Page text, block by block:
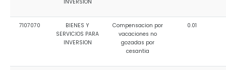
INVERSION
7107070
BIENES Y
SERVICIOS PARA
INVERSION
Compensacion por
vacaciones no
gozadas por
cesantia
0.01